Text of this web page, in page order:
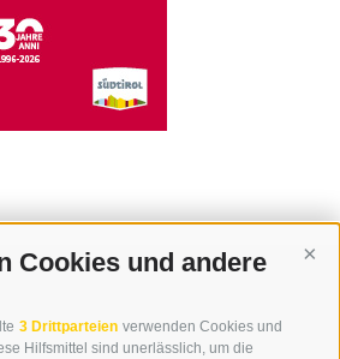
Cookies und andere
3 Drittparteien verwenden Cookies und
Hilfsmittel sind unerlässlich, um die